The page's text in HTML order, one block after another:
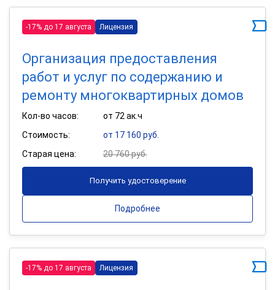
-17% до 17 августа Лицензия
Организация предоставления
работ и услуг по содержанию и
ремонту многоквартирных домов
Кол-во часов:
от 72 ак.ч
Стоимость:
от 17 160 руб.
Старая цена:
20 760 руб.
Получить удостоверение
Подробнее
-17% до 17 августа Лицензия